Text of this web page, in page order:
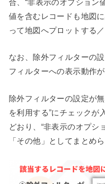
値を含むレコードも地図
って地図へプロットする
なお、除外フィルターの
フィルターへの表示動作が
除外フィルターの設定が
を利用する”にチェック
どおり、“非表示のオプシ
「その他」としてまとめ